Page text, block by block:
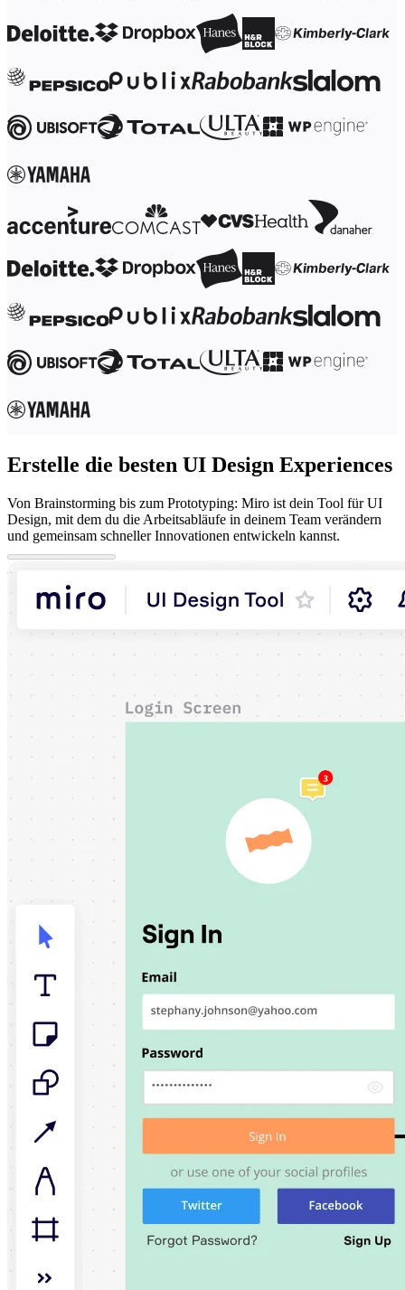
IT
Nach strategischer Initiative
Product Operating System
KI-Transformation
Transformation der Arbeitsweisen
Customer Experience & Service Design
Cloud & Softwaretransformation
Lernen
Academy
Webinare
Reforge Learning
Community & Support
Hilfecenter
Veranstaltungen
Blog
Miro Professional Services
Lösungspartner
Erstelle die besten UI Design Experiences
Von Brainstorming bis zum Prototyping: Miro ist dein Tool für UI
Design, mit dem du die Arbeitsabläufe in deinem Team verändern
und gemeinsam schneller Innovationen entwickeln kannst.